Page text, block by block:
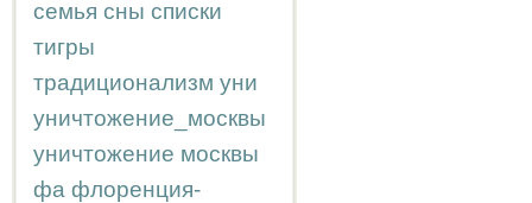
семья сны списки
тигры
традиционализм уни
уничтожение_москвы
уничтожение москвы
фа флоренция-